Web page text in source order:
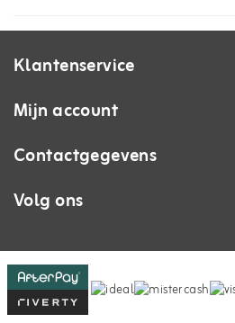
Klantenservice
Mijn account
Contactgegevens
Volg ons